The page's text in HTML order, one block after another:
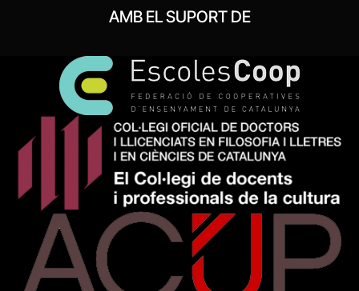
AMB EL SUPORT DE